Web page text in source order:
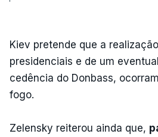
Kiev pretende que a
presidenciais e de um
cedência do Donbass,
fogo.
Zelensky reiterou ainda que,